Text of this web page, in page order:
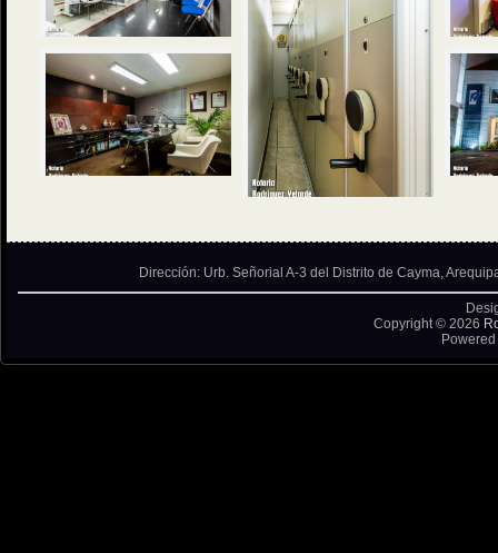
Dirección: Urb. Señorial A-3 del Distrito de Cayma,
Copyright © 2026